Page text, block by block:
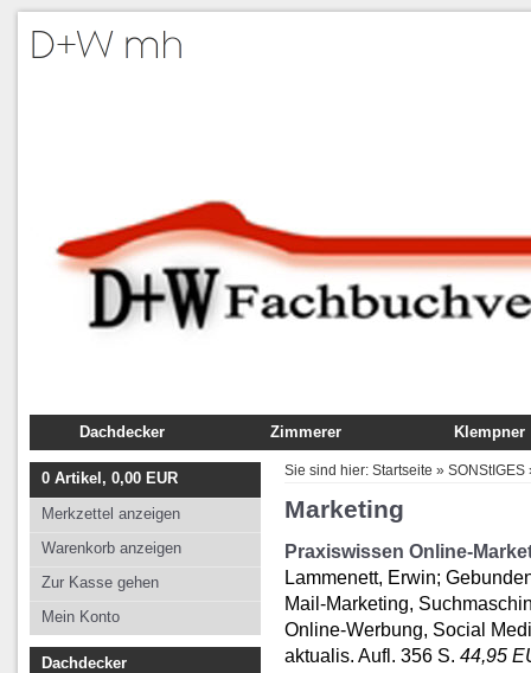
Dachdecker
Fachbuch
Ausbildung
Kalkulation
Fachregeln
Arbeitsrecht
Zimmerer
Fachbuch
Ausbildung
Fachregeln
Klempner
Fachbuch
Fachregeln
0 Artikel, 0,00 EUR
Merkzettel anzeigen
Warenkorb anzeigen
Zur Kasse gehen
Mein Konto
Dachdecker
Sie sind hier: Startseite » SONStIGES
Marketing
Praxiswissen Online-
Lammenett, Erwin;
Mail-Marketing,
Online-Werbung, Social
aktualis. Aufl. 356 S. 44,95